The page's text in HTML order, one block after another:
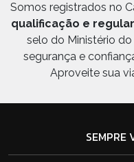
Somos registrados no
qualificação e
selo do Ministério
segurança e
Aproveite sua
SEMPRE